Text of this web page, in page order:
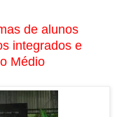
de alunos
integrados e
Médio